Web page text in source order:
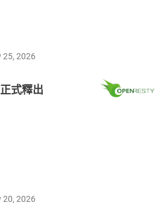
25, 2026
式釋出
20, 2026